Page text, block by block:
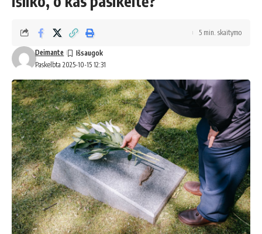
Paskelbta 2025-10-15 12:31
Deimante
5 min. skaitymo